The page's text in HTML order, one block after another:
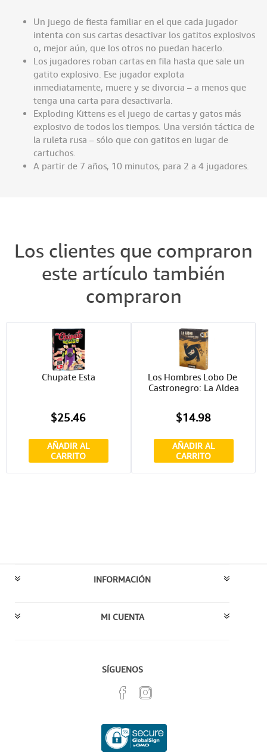
Un juego de fiesta familiar en el que cada jugador
intenta con sus cartas desactivar los gatitos explosivos
o, mejor aún, que los otros no puedan hacerlo.
Los jugadores roban cartas en fila hasta que sale un
gatito explosivo. Ese jugador explota
inmediatamente, muere y se divorcia – a menos que
tenga una carta para desactivarla.
Exploding Kittens es el juego de cartas y gatos más
explosivo de todos los tiempos. Una versión táctica de
la ruleta rusa – sólo que con gatitos en lugar de
cartuchos.
A partir de 7 años, 10 minutos, para 2 a 4 jugadores.
Los clientes que compraron
este artículo también
compraron
Chupate Esta
$25.46
AÑADIR AL
CARRITO
Los Hombres Lobo De
Castronegro: La Aldea
$14.98
AÑADIR AL
CARRITO
INFORMACIÓN
MI CUENTA
SÍGUENOS